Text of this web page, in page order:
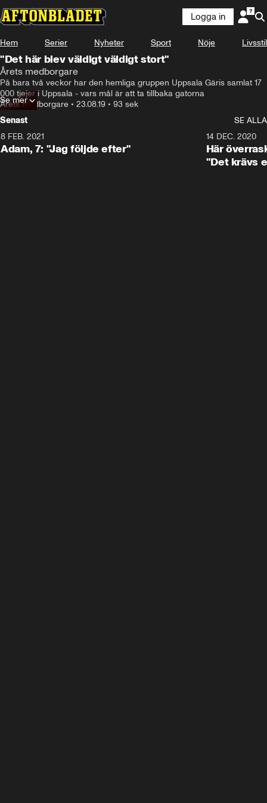
Logga in
Hem Serier Nyheter Sport Nöje Livsstil
"Det här blev väldigt väldigt stort"
Årets medborgare
På bara två veckor har den hemliga gruppen Uppsala Gäris samlat 17
000 tjejer i Uppsala - vars mål är att ta tillbaka gatorna
Årets medborgare • 23.08.19 • 93 sek
Se mer
Senast
SE ALLA
8 FEB. 2021
Adam, 7: "Jag följde efter"
14 DEC. 2020
Här
"Det krävs